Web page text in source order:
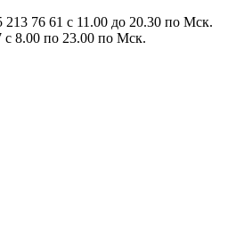
213 76 61 c 11.00 до 20.30 по Мcк.
c 8.00 по 23.00 по Мcк.